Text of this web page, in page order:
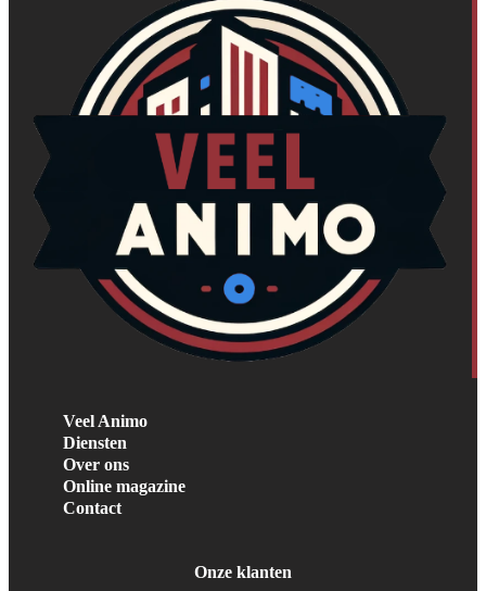
Veel Animo
Diensten
Over ons
Online magazine
Contact
Onze klanten